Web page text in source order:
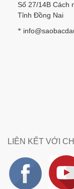
Số 27/14B Cách
Tỉnh Đồng Nai
*
LIÊN KẾT VỚI